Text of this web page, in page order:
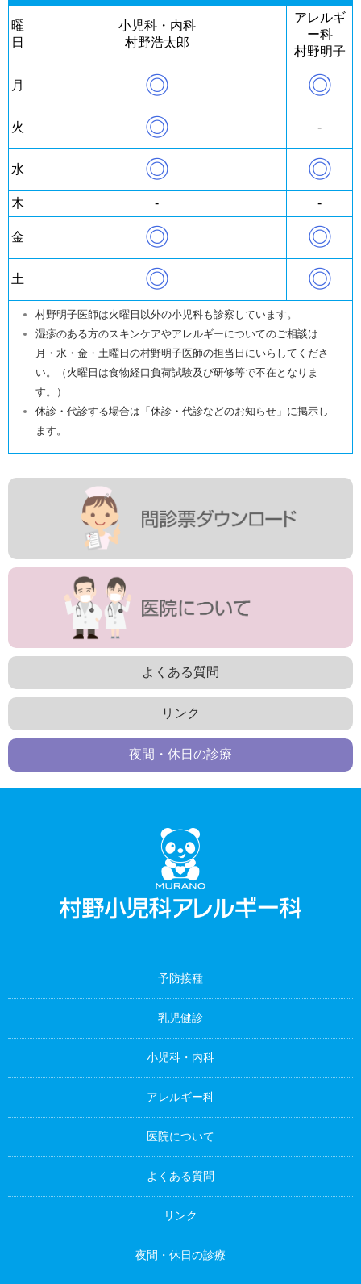
曜
日
小児科・内科
村野浩太郎
アレルギ
ー科
村野明子
月 ◎ ◎
火 ◎ -
水 ◎ ◎
木 - -
金 ◎ ◎
土 ◎ ◎
村野明子医師は火曜日以外の小児科も診察しています。
湿疹のある方のスキンケアやアレルギーについてのご相談は
月・水・金・土曜日の村野明子医師の担当日にいらしてくださ
い。（火曜日は食物経口負荷試験及び研修等で不在となりま
す。）
休診・代診する場合は「休診・代診などのお知らせ」に掲示し
ます。
よくある質問
リンク
夜間・休日の診療
予防接種
乳児健診
小児科・内科
アレルギー科
医院について
よくある質問
リンク
夜間・休日の診療